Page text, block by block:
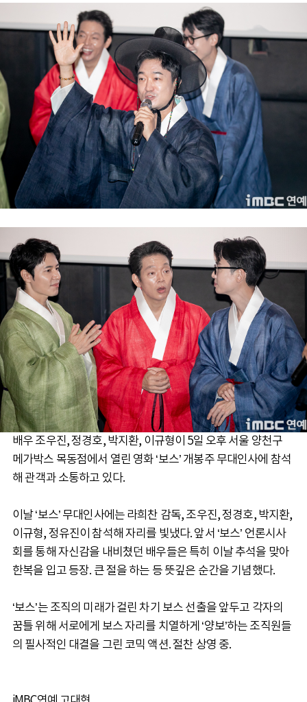
배우 조우진, 정경호, 박지환, 이규형이 5일 오후 서울 양천구
메가박스 목동점에서 열린 영화 ‘보스’ 개봉주 무대인사에 참석
해 관객과 소통하고 있다.
이날 ‘보스’ 무대인사에는 라희찬 감독, 조우진, 정경호, 박지환,
이규형, 정유진이 참석해 자리를 빛냈다. 앞서 ‘보스’ 언론시사
회를 통해 자신감을 내비쳤던 배우들은 특히 이날 추석을 맞아
한복을 입고 등장. 큰 절을 하는 등 뜻깊은 순간을 기념했다.
‘보스’는 조직의 미래가 걸린 차기 보스 선출을 앞두고 각자의
꿈틀 위해 서로에게 보스 자리를 치열하게 ‘양보’하는 조직원들
의 필사적인 대결을 그린 코믹 액션. 절찬 상영 중.